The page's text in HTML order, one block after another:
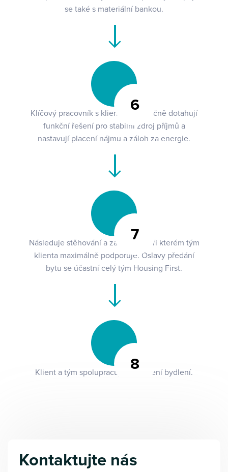
se také s materiální bankou.
Klíčový pracovník s klientem společně dotahují
funkční řešení pro stabilní zdroj příjmů a
nastavují placení nájmu a záloh za energie.
6
Následuje stěhování a zabydlení, při kterém tým
klienta maximálně podporuje. Oslavy předání
bytu se účastní celý tým Housing First.
7
Klient a tým spolupracují na udržení bydlení.
8
Kontaktujte nás